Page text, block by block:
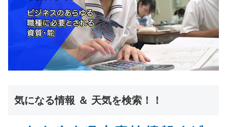
気になる情報 ＆ 天気を検索！！